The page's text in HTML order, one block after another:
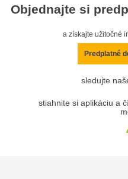
Objednajte si
a získajte užitočné
Predplatné
sledujte
stiahnite si aplikáciu a